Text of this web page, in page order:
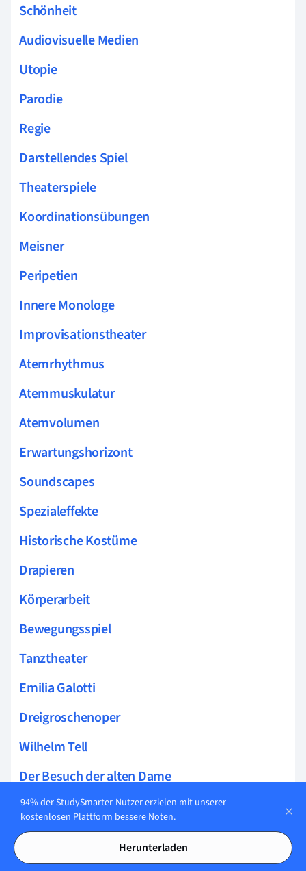
Schönheit
Audiovisuelle Medien
Utopie
Parodie
Regie
Darstellendes Spiel
Theaterspiele
Koordinationsübungen
Meisner
Peripetien
Innere Monologe
Improvisationstheater
Atemrhythmus
Atemmuskulatur
Atemvolumen
Erwartungshorizont
Soundscapes
Spezialeffekte
Historische Kostüme
Drapieren
Körperarbeit
Bewegungsspiel
Tanztheater
Emilia Galotti
Dreigroschenoper
Wilhelm Tell
Der Besuch der alten Dame
Andorra Max Frisch
Götz von Berlichingen
94% der StudySmarter-Nutzer erzielen mit unserer
kostenlosen Plattform bessere Noten.
Herunterladen